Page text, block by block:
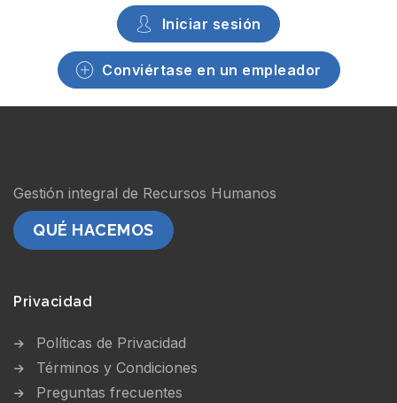
Iniciar sesión
Conviértase en un empleador
Gestión integral de Recursos Humanos
QUÉ HACEMOS
Privacidad
Políticas de Privacidad
Términos y Condiciones
Preguntas frecuentes